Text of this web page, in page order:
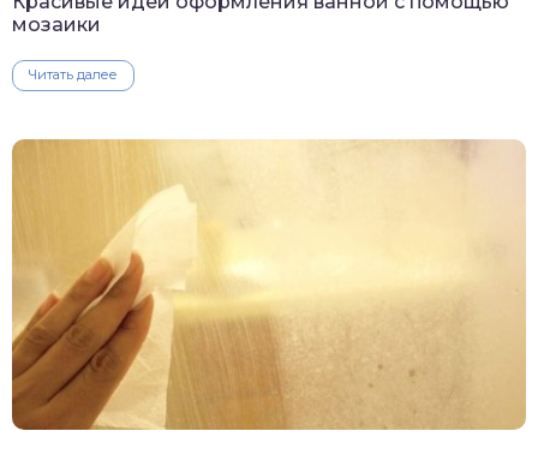
мозаики
Читать далее